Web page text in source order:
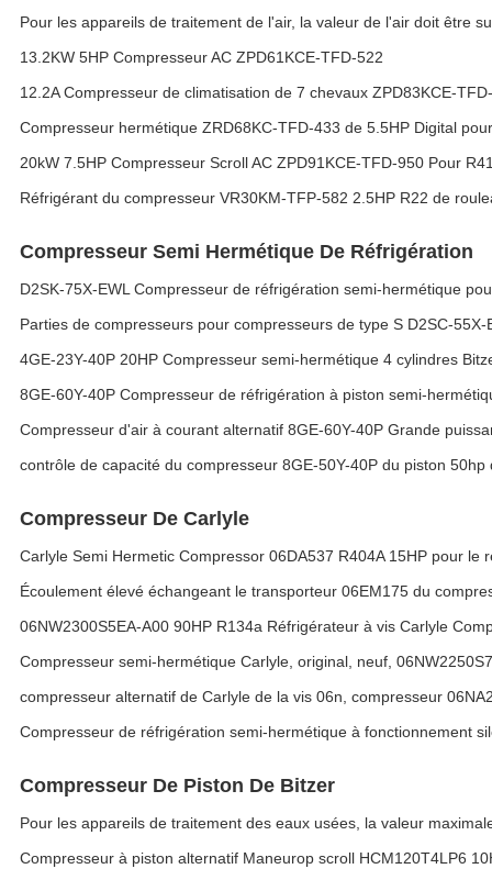
Pour les appareils de traitement de l'air, la valeur de l'air doit être
13.2KW 5HP Compresseur AC ZPD61KCE-TFD-522
12.2A Compresseur de climatisation de 7 chevaux ZPD83KCE-
Compresseur hermétique ZRD68KC-TFD-433 de 5.5HP Digital
20kW 7.5HP Compresseur Scroll AC ZPD91KCE-TFD-950 Pour
Réfrigérant du compresseur VR30KM-TFP-582 2.5HP R22 de
Compresseur Semi Hermétique De Réfrigération
D2SK-75X-EWL Compresseur de réfrigération semi-hermétique
Parties de compresseurs pour compresseurs de type S D2SC-55X-
4GE-23Y-40P 20HP Compresseur semi-hermétique 4 cylindres
8GE-60Y-40P Compresseur de réfrigération à piston semi-
Compresseur d'air à courant alternatif 8GE-60Y-40P Grande
contrôle de capacité du compresseur 8GE-50Y-40P du piston
Compresseur De Carlyle
Carlyle Semi Hermetic Compressor 06DA537 R404A 15HP pour le
Écoulement élevé échangeant le transporteur 06EM175 du
06NW2300S5EA-A00 90HP R134a Réfrigérateur à vis Carlyle
Compresseur semi-hermétique Carlyle, original, neuf,
compresseur alternatif de Carlyle de la vis 06n, compresseur
Compresseur de réfrigération semi-hermétique à fonctionnement
Compresseur De Piston De Bitzer
Pour les appareils de traitement des eaux usées, la valeur
Compresseur à piston alternatif Maneurop scroll HCM120T4LP6